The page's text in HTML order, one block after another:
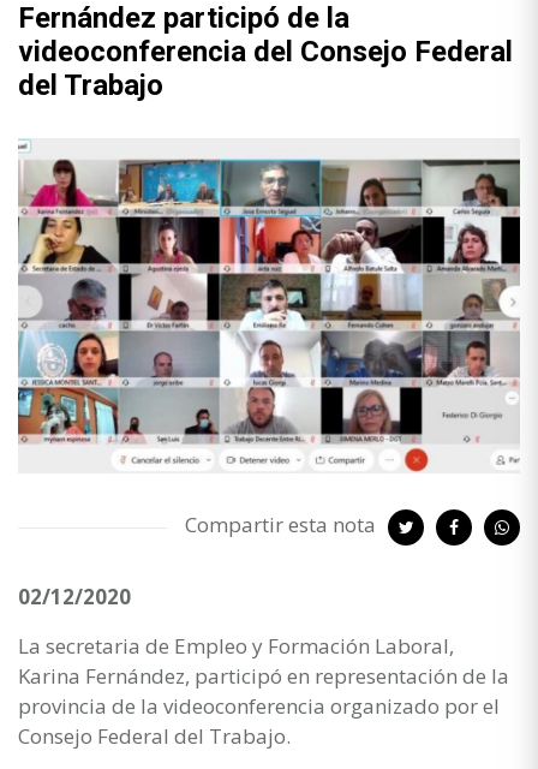
Fernández participó de la
videoconferencia del Consejo Federal
del Trabajo
Compartir esta nota
02/12/2020
La secretaria de Empleo y Formación Laboral,
Karina Fernández, participó en representación de la
provincia de la videoconferencia organizado por el
Consejo Federal del Trabajo.